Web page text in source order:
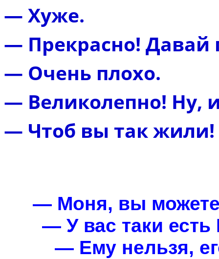
— Хуже.
— Прекрасно! Давай
— Очень плохо.
— Великолепно! Ну,
— Чтоб вы так жили!
— Моня, вы можете
— У вас таки
— Ему нельзя,